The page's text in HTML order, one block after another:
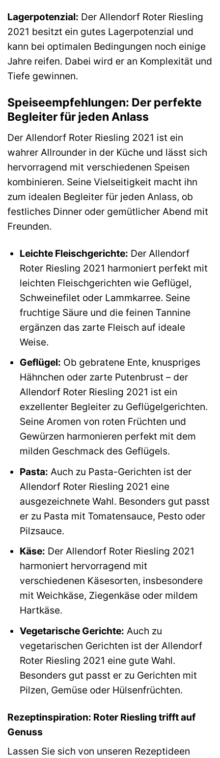
Lagerpotenzial: Der Allendorf Roter Riesling
2021 besitzt ein gutes Lagerpotenzial und
kann bei optimalen Bedingungen noch einige
Jahre reifen. Dabei wird er an Komplexität und
Tiefe gewinnen.
Speiseempfehlungen: Der perfekte
Begleiter für jeden Anlass
Der Allendorf Roter Riesling 2021 ist ein
wahrer Allrounder in der Küche und lässt sich
hervorragend mit verschiedenen Speisen
kombinieren. Seine Vielseitigkeit macht ihn
zum idealen Begleiter für jeden Anlass, ob
festliches Dinner oder gemütlicher Abend mit
Freunden.
Leichte Fleischgerichte: Der Allendorf
Roter Riesling 2021 harmoniert perfekt mit
leichten Fleischgerichten wie Geflügel,
Schweinefilet oder Lammkarree. Seine
fruchtige Säure und die feinen Tannine
ergänzen das zarte Fleisch auf ideale
Weise.
Geflügel: Ob gebratene Ente, knuspriges
Hähnchen oder zarte Putenbrust – der
Allendorf Roter Riesling 2021 ist ein
exzellenter Begleiter zu Geflügelgerichten.
Seine Aromen von roten Früchten und
Gewürzen harmonieren perfekt mit dem
milden Geschmack des Geflügels.
Pasta: Auch zu Pasta-Gerichten ist der
Allendorf Roter Riesling 2021 eine
ausgezeichnete Wahl. Besonders gut passt
er zu Pasta mit Tomatensauce, Pesto oder
Pilzsauce.
Käse: Der Allendorf Roter Riesling 2021
harmoniert hervorragend mit
verschiedenen Käsesorten, insbesondere
mit Weichkäse, Ziegenkäse oder mildem
Hartkäse.
Vegetarische Gerichte: Auch zu
vegetarischen Gerichten ist der Allendorf
Roter Riesling 2021 eine gute Wahl.
Besonders gut passt er zu Gerichten mit
Pilzen, Gemüse oder Hülsenfrüchten.
Rezeptinspiration: Roter Riesling trifft auf
Genuss
Lassen Sie sich von unseren Rezeptideen